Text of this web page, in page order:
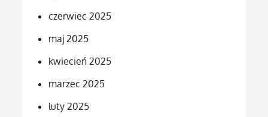
czerwiec 2025
maj 2025
kwiecień 2025
marzec 2025
luty 2025